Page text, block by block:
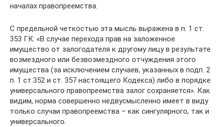
началах правопреемства.
С предельной четкостью эта мысль выражена в п. 1 ст.
353 ГК: «В случае перехода прав на заложенное
имущество от залогодателя к другому лицу в результате
возмездного или безвозмездного отчуждения этого
имущества (за исключением случаев, указанных в подп. 2
п. 1 ст.352 и ст. 357 настоящего Кодекса) либо в порядке
универсального правопреемства залог сохраняется». Как
видим, норма совершенно недвусмысленно имеет в виду
только случаи правопреемства – как сингулярного, так и
универсального.